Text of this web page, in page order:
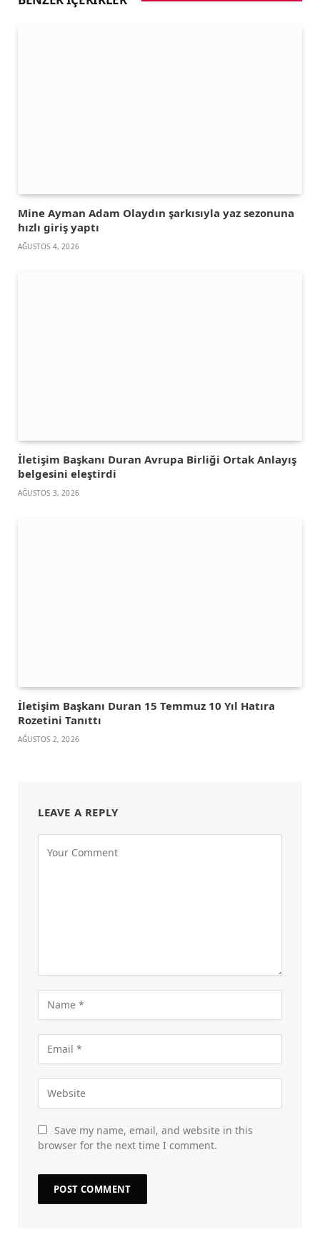
Mine Ayman Adam Olaydın şarkısıyla yaz sezonuna
hızlı giriş yaptı
AĞUSTOS 4, 2026
İletişim Başkanı Duran Avrupa Birliği Ortak Anlayış
belgesini eleştirdi
AĞUSTOS 3, 2026
İletişim Başkanı Duran 15 Temmuz 10 Yıl Hatıra
Rozetini Tanıttı
AĞUSTOS 2, 2026
LEAVE A REPLY
Save my name, email, and website in this
browser for the next time I comment.